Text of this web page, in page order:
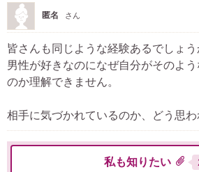
匿名 さん
皆さんも同じような経験あるでしょう
男性が好きなのになぜ自分がそのよ
のか理解できません。
相手に気づかれているのか、どう思
私も知りたい